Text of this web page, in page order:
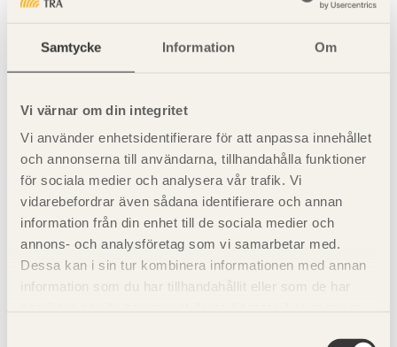
Samtycke Information Om
Vi värnar om din integritet
Vi använder enhetsidentifierare för att anpassa innehållet
och annonserna till användarna, tillhandahålla funktioner
för sociala medier och analysera vår trafik. Vi
vidarebefordrar även sådana identifierare och annan
information från din enhet till de sociala medier och
annons- och analysföretag som vi samarbetar med.
Dessa kan i sin tur kombinera informationen med annan
information som du har tillhandahållit eller som de har